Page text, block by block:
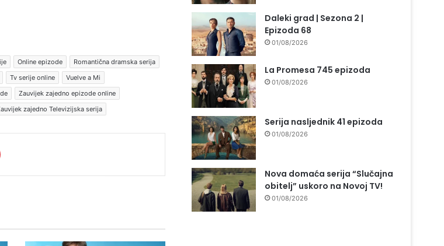
Online epizode
Romantična dramska serija
Tv serije online
Vuelve a Mi
Zauvijek zajedno epizode online
zajedno Televizijska serija
Daleki grad | Sezona 2 |
Epizoda 68
01/08/2026
La Promesa 745 epizoda
01/08/2026
Serija nasljednik 41 epizoda
01/08/2026
Nova domaća serija “Slučajna
obitelj” uskoro na Novoj TV!
01/08/2026